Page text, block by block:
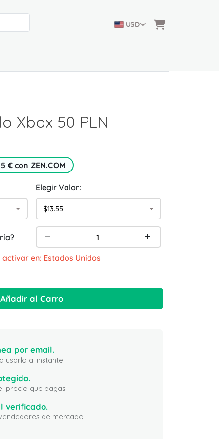
USD
Xbox 50 PLN
€ con ZEN.COM
Elegir Valor:
$13.55
en: Estados Unidos
Añadir al Carro
por email.
usarlo al instante
precio que pagas
verificado.
de mercado